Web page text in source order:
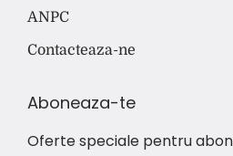
ANPC
Contacteaza-ne
Aboneaza-te
Oferte speciale pentru